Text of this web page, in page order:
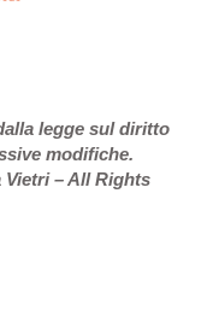
legge sul diritto
modifiche.
Vietri – All Rights